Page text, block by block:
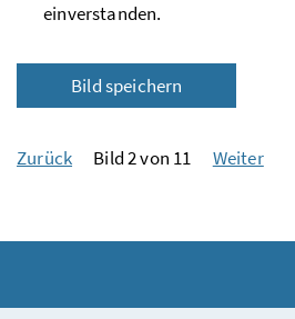
einverstanden.
Bild speichern
Zurück Bild 2 von 11 Weiter